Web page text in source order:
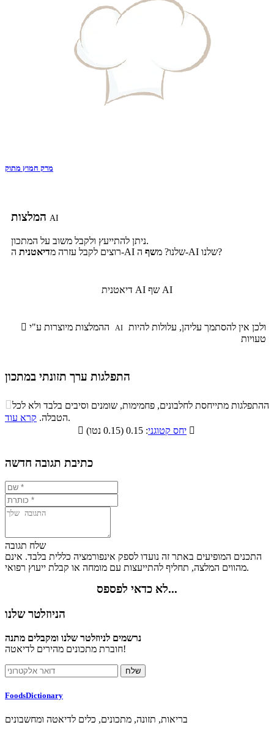
מרק חמוץ מתוק
AI
ניתן להתייעץ ולקבל משוב על המתכון.
רוצים לקבל עזרה מדיאטנית ה-AI שלנו? משף ה-AI שלנו?
דיאטנית AI שף AI
 AI
טעויות
התפלגות ערך תזונתי במתכון
התפלגות ערך תזונתי במתכון
סיבים
תזונתיים
שומנים חלבונים
56.9% 28.3%
ההתפלגות מתייחסת לחלבונים, פחמימות, שומנים וסיבים בלבד ולא לכל
הטבלה. קרא עוד
.

יחס קטוגני 
כתיבת תגובה חדשה
שלח תגובה
התכנים המופיעים באתר זה נועדו לספק אינפורמציה כללית בלבד. אינם
מהווים המלצה, תחליף להתייעצות עם מומחה או קבלת ייעוץ רפואי.
לא כדאי לפספס...
הניוזלטר שלנו
נרשמים לניוזלטר שלנו ומקבלים מתנה
חוברת מתכונים מהירים לדיאטה!
FoodsDictionary
בריאות, תזונה, מתכונים, כלים לדיאטה ומחשבונים